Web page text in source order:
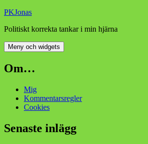
Hoppa
innehåll
PKJonas
Politiskt korrekta tankar i min hjärna
Meny och widgets
Om…
Mig
Kommentarsregler
Cookies
Senaste inlägg